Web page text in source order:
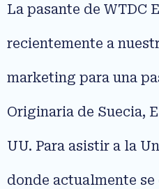
La pasante de WTDC
recientemente a
marketing para una
Originaria de Suecia,
UU. Para asistir a la
donde actualmente se